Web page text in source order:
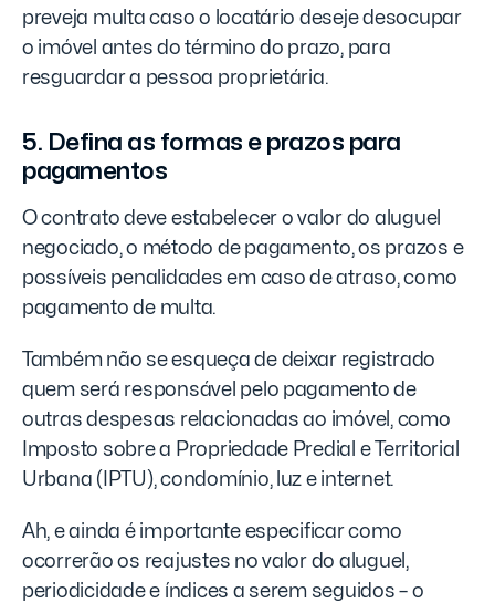
preveja multa caso o locatário deseje desocupar
o imóvel antes do término do prazo, para
resguardar a pessoa proprietária.
5. Defina as formas e prazos para
pagamentos
O contrato deve estabelecer o valor do aluguel
negociado, o método de pagamento, os prazos e
possíveis penalidades em caso de atraso, como
pagamento de multa.
Também não se esqueça de deixar registrado
quem será responsável pelo pagamento de
outras despesas relacionadas ao imóvel, como
Imposto sobre a Propriedade Predial e Territorial
Urbana (IPTU), condomínio, luz e internet.
Ah, e ainda é importante especificar como
ocorrerão os reajustes no valor do aluguel,
periodicidade e índices a serem seguidos – o